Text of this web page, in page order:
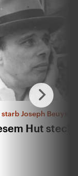
Joseph Beuys
Hut steckt